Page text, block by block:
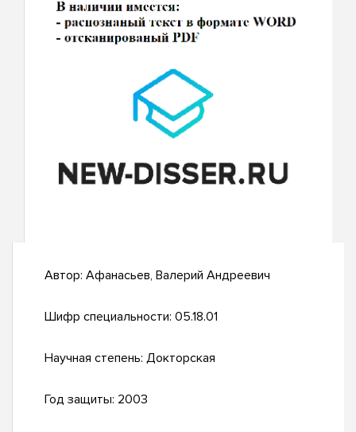
Автор: Афанасьев, Валерий Андреевич
Шифр специальности: 05.18.01
Научная степень: Докторская
Год защиты: 2003